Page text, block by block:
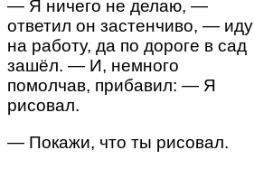
— Я ничего не делаю, —
ответил он застенчиво, — иду
на работу, да по дороге в сад
зашёл. — И, немного
помолчав, прибавил: — Я
рисовал.
— Покажи, что ты рисовал.